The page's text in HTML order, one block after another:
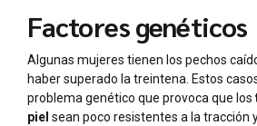
Factores genéticos
Algunas mujeres tienen los pechos
haber superado la treintena. Estos
problema genético que provoca que los
piel sean poco resistentes a la tracción